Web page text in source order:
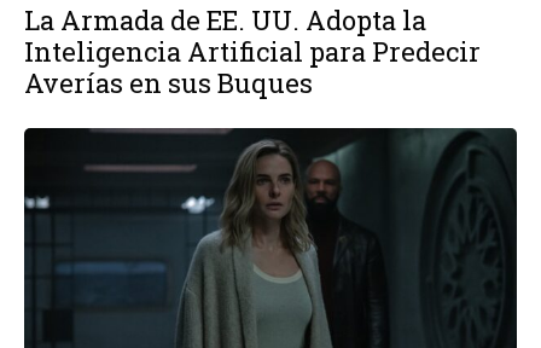
La Armada de EE. UU. Adopta la
Inteligencia Artificial para Predecir
Averías en sus Buques